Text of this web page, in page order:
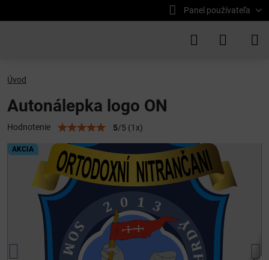
Panel používateľa
AKCIA
Úvod
Autonálepka logo ON
Hodnotenie 5/5 (1 x)